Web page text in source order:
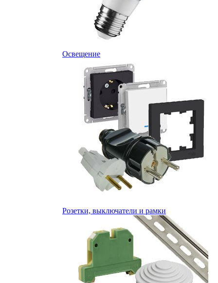
Освещение
Розетки, выключатели и рамки